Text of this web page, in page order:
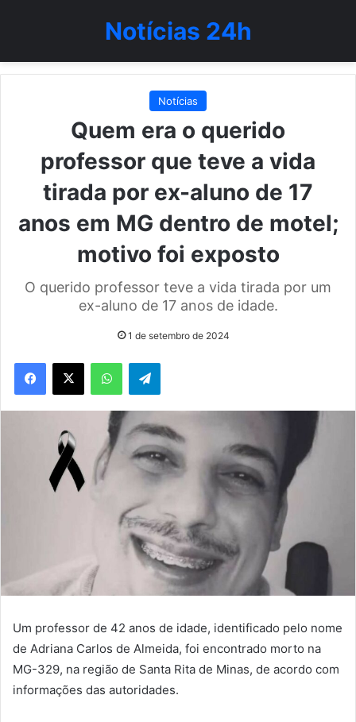
Notícias 24h
Notícias
Quem era o querido
professor que teve a vida
tirada por ex-aluno de 17
anos em MG dentro de motel;
motivo foi exposto
O querido professor teve a vida tirada por um
ex-aluno de 17 anos de idade.
1 de setembro de 2024
WhatsAppTelegram
Um professor de 42 anos de idade, identificado pelo nome
de Adriana Carlos de Almeida, foi encontrado morto na
MG-329, na região de Santa Rita de Minas, de acordo com
informações das autoridades.